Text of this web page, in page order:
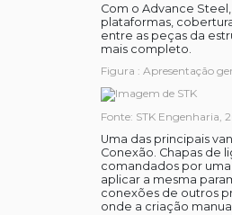
Com o Advance
plataformas,
entre as peças da
mais completo.
Figura : Apresentação
Fonte: STK Engenharia,
Uma das principais
Conexão. Chapas de
comandados por
aplicar a mesma
conexões de outros
onde a criação